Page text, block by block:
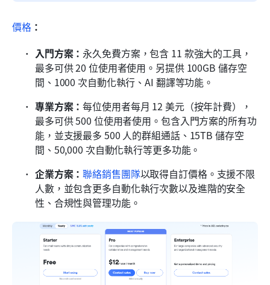
價格：
入門方案： 永久免費方案，包含 11 款強大的工具，
最多可供 20 位使用者使用。另提供 100GB 儲存空
間、1000 次自動化執行、AI 翻譯等功能。
專業方案：每位使用者每月 12 美元（按年計費），
最多可供 500 位使用者使用。包含入門方案的所有功
能，並支援最多 500 人的群組通話、15TB 儲存空
間、50,000 次自動化執行等更多功能。
企業方案：聯絡銷售團隊以取得自訂價格。支援不限
人數，並包含更多自動化執行次數以及進階的安全
性、合規性與管理功能。